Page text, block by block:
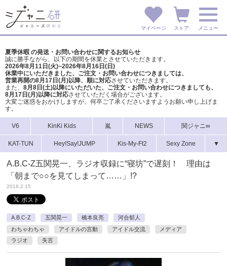
マイページ ストア メニュー
夏季休暇 の発送・お問い合わせに関するお知らせ
誠に勝手ながら、以下の期間を休業とさせていただきます。
2026年8月11日(火)~2026年8月16日(日)
休業中にいただきました、ご注文・お問い合わせにつきましては、
営業再開の8月17日(月)以降、順に対応させていただきます。
また、 8月8日(土)以降にいただいた、ご注文・ お問い合わせにつきましても、
8月17日(月)以降に対応させていただく場合がございます。
大変ご迷惑をおかけしますが、 何卒ご了承くださいますようお願い申し上げま
す。
V6 KinKi Kids 嵐 NEWS 関ジャニ∞
KAT-TUN Hey!Say!JUMP Kis-My-Ft2 Sexy Zone ▼
A.B.C-Z五関晃一、ラジオ収録に“寝坊”で遅刻！ 理由は
「朝まで○○を見てしまって……」!?
2018.2.15
A.B.C-Z 五関晃一 橋本良亮
河合郁人
わちゃわちゃ
アイドルの言動 アイドル交流
メディア
ラジオ
失言